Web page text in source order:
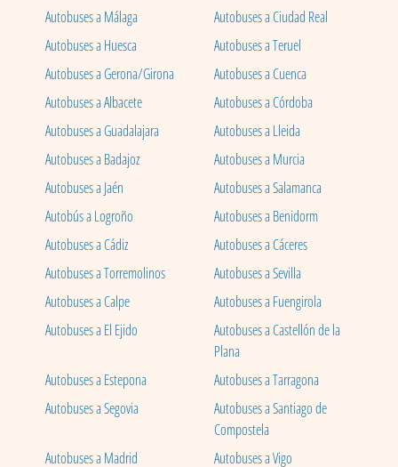
Autobuses a Málaga
Autobuses a Ciudad Real
Autobuses a Huesca
Autobuses a Teruel
Autobuses a Gerona/Girona
Autobuses a Cuenca
Autobuses a Albacete
Autobuses a Córdoba
Autobuses a Guadalajara
Autobuses a Lleida
Autobuses a Badajoz
Autobuses a Murcia
Autobuses a Jaén
Autobuses a Salamanca
Autobús a Logroño
Autobuses a Benidorm
Autobuses a Cádiz
Autobuses a Cáceres
Autobuses a Torremolinos
Autobuses a Sevilla
Autobuses a Calpe
Autobuses a Fuengirola
Autobuses a El Ejido
Autobuses a Castellón de la
Plana
Autobuses a Estepona
Autobuses a Tarragona
Autobuses a Segovia
Autobuses a Santiago de
Compostela
Autobuses a Madrid
Autobuses a Vigo